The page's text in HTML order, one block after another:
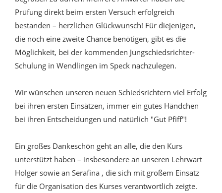
Prüfung direkt beim ersten Versuch erfolgreich
bestanden – herzlichen Glückwunsch! Für diejenigen,
die noch eine zweite Chance benötigen, gibt es die
Möglichkeit, bei der kommenden Jungschiedsrichter-
Schulung in Wendlingen im Speck nachzulegen.
Wir wünschen unseren neuen Schiedsrichtern viel Erfolg
bei ihren ersten Einsätzen, immer ein gutes Händchen
bei ihren Entscheidungen und natürlich "Gut Pfiff"!
Ein großes Dankeschön geht an alle, die den Kurs
unterstützt haben – insbesondere an unseren Lehrwart
Holger sowie an Serafina , die sich mit großem Einsatz
für die Organisation des Kurses verantwortlich zeigte.